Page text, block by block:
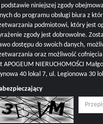
podstawie niniejszej zgody
do programu obsługi biura z
podmiotowi, który jest
zgody jest dobrowolne.
dostępu do swoich danych,
oraz możliwość
APOGEUM NIERUCHOMOŚCI
40 lokal 7, ul. Legionowa 30